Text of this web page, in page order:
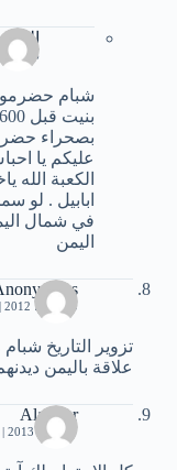
26 سبتمبر، 2013 | 12:18 م
شبام
عليكم يا
الكعبة
ابابيل . لو
في شمال
اليمن
30 يوليو، 2012 | 11:55 ص
تزوير التاريخ
علاقة باليمن
Alasmar
17 مايو، 2013 | 6:08 م